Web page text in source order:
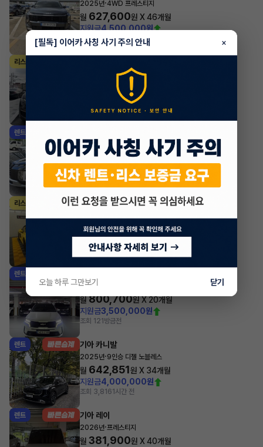
2025년·4WD 프레스티지
월 627,600원 X46개월
지원금4,500,000원
조회 2,184방금전
리스
2.0 Hybrid GT
1,697,700 원 X
31,860,000원
조회 689방금전
렌트
2024년 3.8 가솔린 AWD 7인승 르블랑
월 595,130원 X 40개월
지원금4,440,000원
조회 1,491 방금전
리스 포르쉐 박스터
월1,508,200원 X40개월
조회 783방금전
렌트
2023년 HEV 1.6 2WD 5인승 시그니처 그래비티
월 800,700원 X 20개월
지원금3,500,000원
조회 121 방금전
렌트 기아 카니발
2025년·9인승 디젤 노블레스
월 642,851원 X 34개월
지원금4,000,000원
조회 3,8161시간 전
렌트 기아 레이
2026년·프레스티지
월 381,900원 X40개월
[필독] 이어카 사칭 사기 주의 안내 ×
오늘 하루 그만보기 닫기